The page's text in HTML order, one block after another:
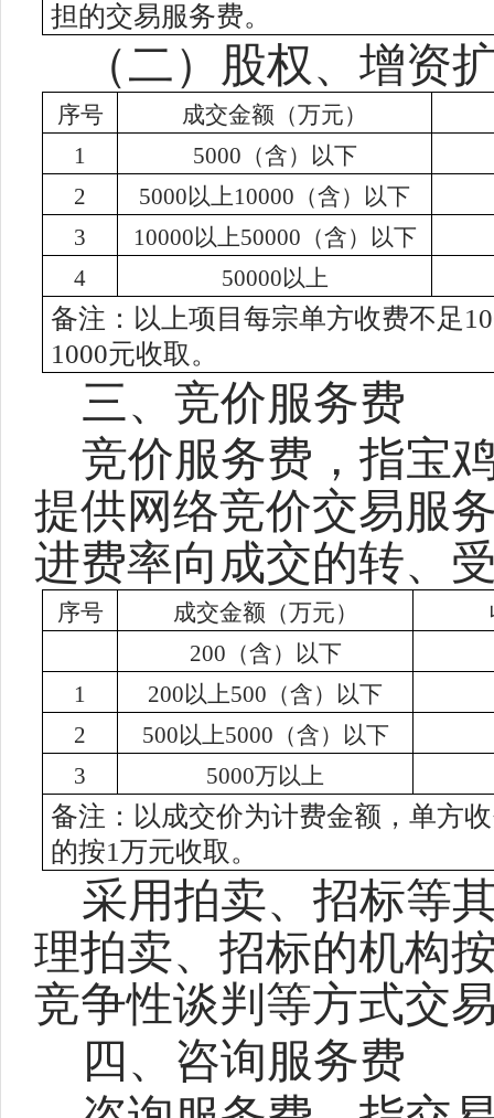
担的交易服务费。
（二）股权、增资
序号
成交金额（万元）
1
5000（含）以下
2
5000以上10000（含）以下
3
10000以上50000（含）以下
4
50000以上
备注：以上项目每宗单方收费不足
1000元收取。
三、竞价服务费
竞价服务费，指宝
提供网络竞价交易服
进费率向成交的转、
序号 成交金额（万元）
200（含）以下
1
200以上500 （含）
以下
2
500以上5000（含）以下
3
5000万以上
备注：以成交价为计费金额，单方
的按1万元收取。
采用拍卖、招标等
理拍卖、招标的机构
竞争性谈判等方式交
四 、咨询服务费